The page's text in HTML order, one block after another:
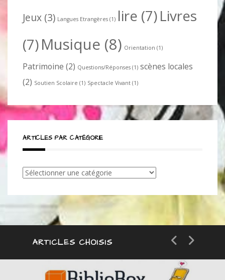
Jeux (3) Langues Etrangères (1) lire (7)Livres
(7)Musique (8) Orientation (1)
Patrimoine (2) Questions/Réponses (1) scènes locales
(2) Soutien Scolaire (1) Spectacle Vivant (1)
ARTICLES PAR CATÉGORIE
Articles
catégorie
ARTICLES CHOISIS